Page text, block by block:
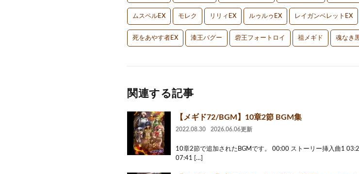
ムスペルEX モレク リリィEX ルゥルゥEX レイガンベレットEX
死をあやす者EX 漆王バグー 砦王フォートロイ 祖メギド 魂なき
関連する記事
【メギド72/BGM】10章2節 BGM集
2022.08.30 2026.06.06更新
10章2節で追加されたBGMです。 00:00 ストーリー挿入曲1
07:41 […]